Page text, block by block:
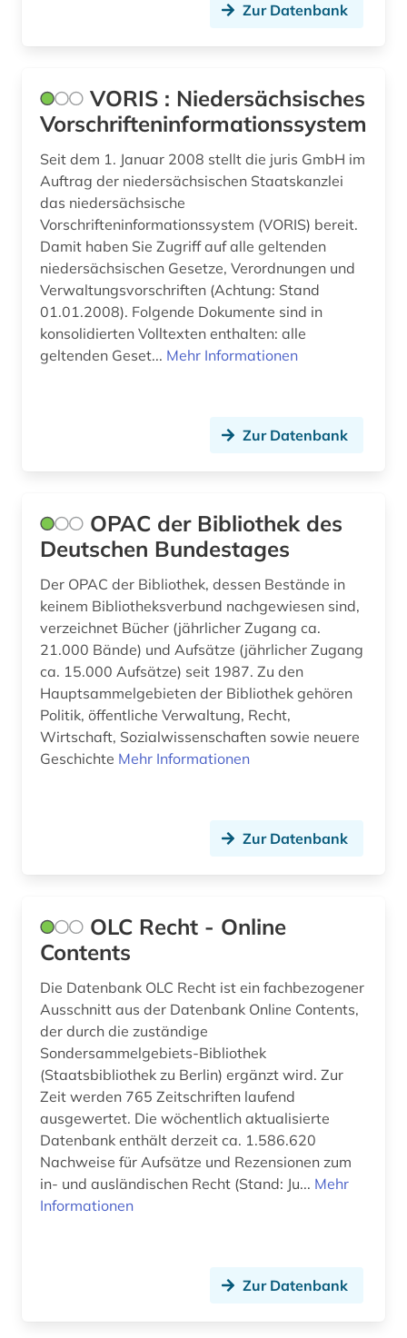
Zur Datenbank
VORIS : Niedersächsisches
Vorschrifteninformationssystem
Seit dem 1. Januar 2008 stellt die juris GmbH im
Auftrag der niedersächsischen Staatskanzlei
das niedersächsische
Vorschrifteninformationssystem (VORIS) bereit.
Damit haben Sie Zugriff auf alle geltenden
niedersächsischen Gesetze, Verordnungen und
Verwaltungsvorschriften (Achtung: Stand
01.01.2008). Folgende Dokumente sind in
konsolidierten Volltexten enthalten: alle
geltenden Geset... Mehr Informationen
Zur Datenbank
OPAC der Bibliothek des
Deutschen Bundestages
Der OPAC der Bibliothek, dessen Bestände in
keinem Bibliotheksverbund nachgewiesen sind,
verzeichnet Bücher (jährlicher Zugang ca.
21.000 Bände) und Aufsätze (jährlicher Zugang
ca. 15.000 Aufsätze) seit 1987. Zu den
Hauptsammelgebieten der Bibliothek gehören
Politik, öffentliche Verwaltung, Recht,
Wirtschaft, Sozialwissenschaften sowie neuere
Geschichte Mehr Informationen
Zur Datenbank
OLC Recht - Online
Contents
Die Datenbank OLC Recht ist ein fachbezogener
Ausschnitt aus der Datenbank Online Contents,
der durch die zuständige
Sondersammelgebiets-Bibliothek
(Staatsbibliothek zu Berlin) ergänzt wird. Zur
Zeit werden 765 Zeitschriften laufend
ausgewertet. Die wöchentlich aktualisierte
Datenbank enthält derzeit ca. 1.586.620
Nachweise für Aufsätze und Rezensionen zum
in- und ausländischen Recht (Stand: Ju... Mehr
Informationen
Zur Datenbank